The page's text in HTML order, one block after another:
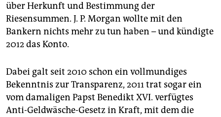
über Herkunft und Bestimmung der
Riesensummen. J. P. Morgan wollte mit den
Bankern nichts mehr zu tun haben – und kündigte
2012 das Konto.
Dabei galt seit 2010 schon ein vollmundiges
Bekenntnis zur Transparenz, 2011 trat sogar ein
vom damaligen Papst Benedikt XVI. verfügtes
Anti-Geldwäsche-Gesetz in Kraft, mit dem die